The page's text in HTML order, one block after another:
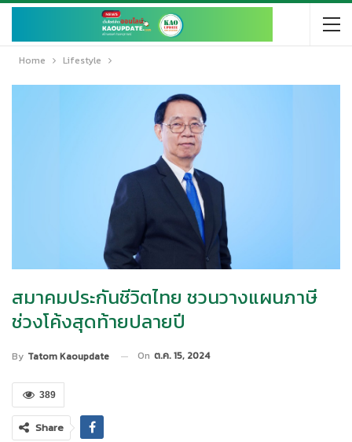
Home Lifestyle
สมาคมประกันชีวิตไทย ชวนวางแผนภาษี
ช่วงโค้งสุดท้ายปลายปี
By Tatom Kaoupdate On ต.ค. 15, 2024
389
Share